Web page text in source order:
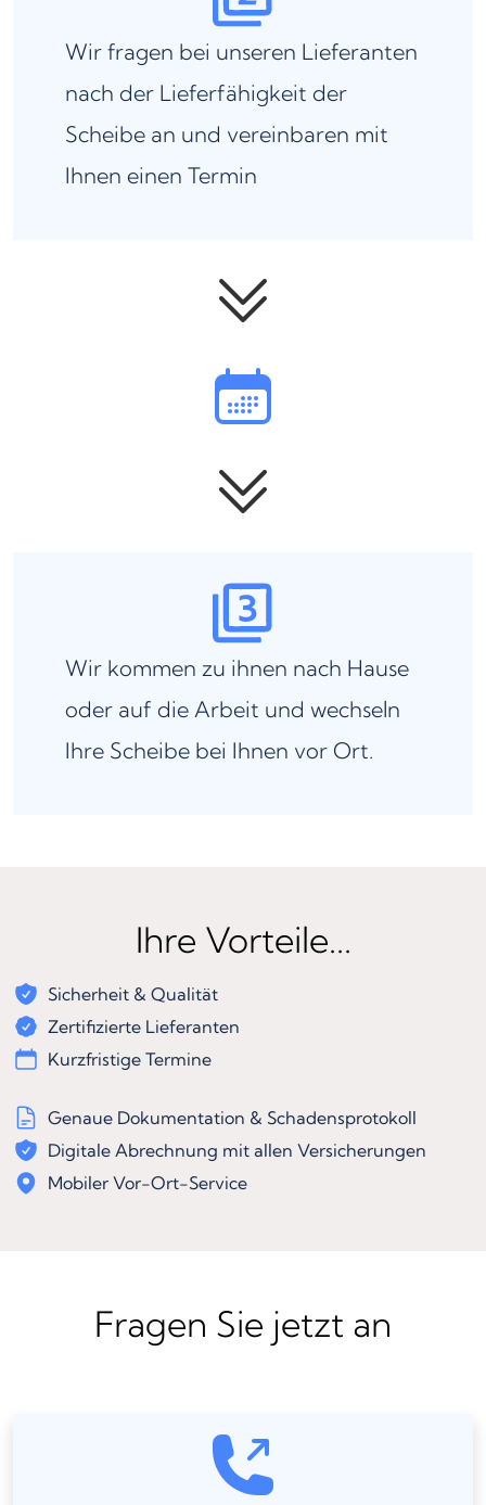
Wir fragen bei unseren Lieferanten
nach der Lieferfähigkeit der
Scheibe an und vereinbaren mit
Ihnen einen Termin
Wir kommen zu ihnen nach Hause
oder auf die Arbeit und wechseln
Ihre Scheibe bei Ihnen vor Ort.
Ihre Vorteile...
Sicherheit & Qualität
Zertifizierte Lieferanten
Kurzfristige Termine
Genaue Dokumentation & Schadensprotokoll
Digitale Abrechnung mit allen Versicherungen
Mobiler Vor-Ort-Service
Fragen Sie jetzt an